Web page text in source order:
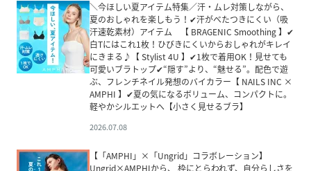
＼今ほしい夏アイテム特集／汗・ムレ対策しながら、
夏のおしゃれを楽しもう！✔汗がべたつきにくい（吸
汗速乾素材）アイテム 【 BRAGENIC Smoothing 】✔
白Tにはこれ1枚！ひびきにくいからおしゃれがキレイ
にきまる♪【 Stylist 4U 】✔1枚で着用OK！見せても
可愛いブラトップ✔“隠す”より、“魅せる”。配色で遊
ぶ、フレンチネイル発想のバイカラー【 NAILS INC ×
AMPHI 】✔夏の気になるボリューム、コンパクトに。
軽やかシルエットへ【小さく見せるブラ】
2026.07.08
【「AMPHI」×「Ungrid」コラボレーション】
Ungrid×AMPHIから、 枠にとらわれず、自分らしさを